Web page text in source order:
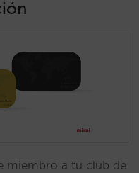
miembro a tu club de